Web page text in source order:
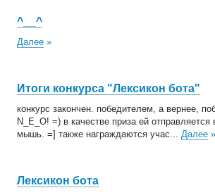
^__^
Далее »
Итоги конкурса "Лексикон бота"
конкурс закончен. победителем, а вернее,
N_E_O! =) в качестве приза ей
мышь. =] также награждаются учас...Далее »
Лексикон бота